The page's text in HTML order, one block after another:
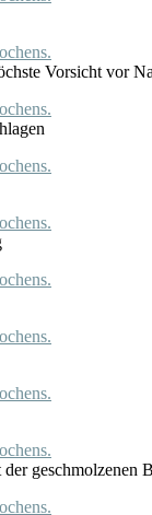
Vorsicht vor
geschmolzenen